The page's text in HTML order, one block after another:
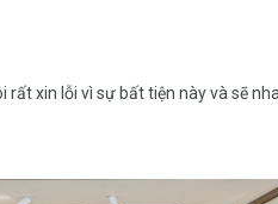
rất xin lỗi vì sự bất tiện này và sẽ